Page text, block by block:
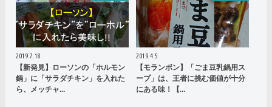
2019.7.18
【新発見】ローソンの「ホルモン
鍋」に「サラダチキン」を入れた
ら、メッチャ…
2019.4.5
【モランボン】「ごま豆乳鍋用ス
ープ」は、王者に挑む価値が十分
にある味！【…